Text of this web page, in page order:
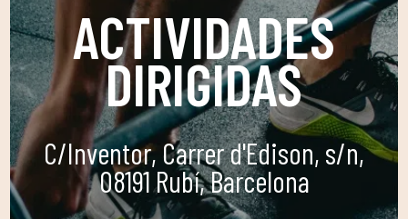
ACTIVIDADES
DIRIGIDAS
C/Inventor, Carrer d'Edison, s/n,
08191 Rubí, Barcelona